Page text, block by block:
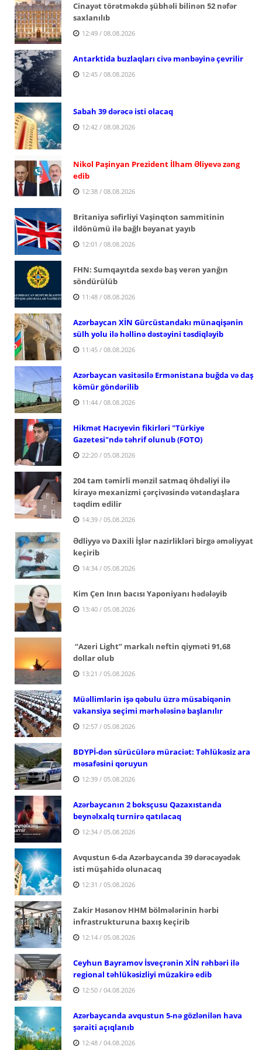
Cinayət törətməkdə şübhəli bilinən 52 nəfər
saxlanılıb
12:49 / 08.08.2026
Antarktida buzlaqları civə mənbəyinə çevrilir
12:45 / 08.08.2026
Sabah 39 dərəcə isti olacaq
12:42 / 08.08.2026
Nikol Paşinyan Prezident İlham Əliyevə zəng
edib
12:38 / 08.08.2026
Britaniya səfirliyi Vaşinqton sammitinin
ildönümü ilə bağlı bəyanat yayıb
12:01 / 08.08.2026
FHN: Sumqayıtda sexdə baş verən yanğın
söndürülüb
11:48 / 08.08.2026
Azərbaycan XİN Gürcüstandakı münaqişənin
sülh yolu ilə həllinə dəstəyini təsdiqləyib
11:45 / 08.08.2026
Azərbaycan vasitəsilə Ermənistana buğda və daş
kömür göndərilib
11:44 / 08.08.2026
Hikmət Hacıyevin fikirləri "Türkiye
Gazetesi"ndə təhrif olunub (FOTO)
22:20 / 05.08.2026
204 tam təmirli mənzil satmaq öhdəliyi ilə
kirayə mexanizmi çərçivəsində vətəndaşlara
təqdim edilir
14:39 / 05.08.2026
Ədliyyə və Daxili İşlər nazirlikləri birgə əməliyyat
keçirib
14:34 / 05.08.2026
Kim Çen Inın bacısı Yaponiyanı hədələyib
13:40 / 05.08.2026
“Azeri Light” markalı neftin qiyməti 91,68
dollar olub
13:21 / 05.08.2026
Müəllimlərin işə qəbulu üzrə müsabiqənin
vakansiya seçimi mərhələsinə başlanılır
12:57 / 05.08.2026
BDYPİ-dən sürücülərə müraciət: Təhlükəsiz ara
məsafəsini qoruyun
12:39 / 05.08.2026
Azərbaycanın 2 boksçusu Qazaxıstanda
beynəlxalq turnirə qatılacaq
12:34 / 05.08.2026
Avqustun 6-da Azərbaycanda 39 dərəcəyədək
isti müşahidə olunacaq
12:31 / 05.08.2026
Zakir Həsənov HHM bölmələrinin hərbi
infrastrukturuna baxış keçirib
12:14 / 05.08.2026
Ceyhun Bayramov İsveçrənin XİN rəhbəri ilə
regional təhlükəsizliyi müzakirə edib
12:50 / 04.08.2026
Azərbaycanda avqustun 5-nə gözlənilən hava
şəraiti açıqlanıb
12:48 / 04.08.2026